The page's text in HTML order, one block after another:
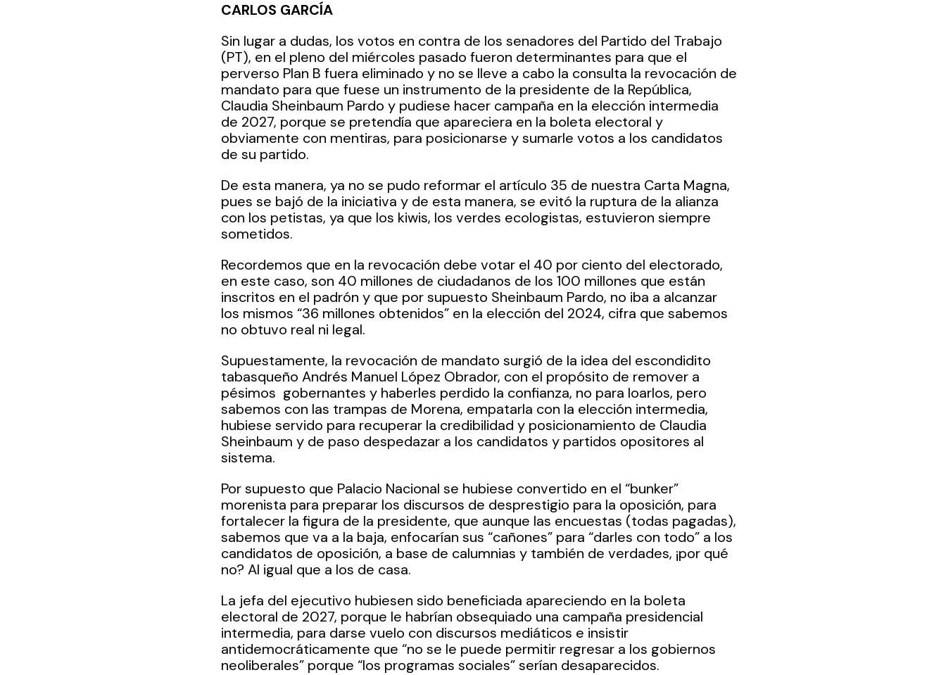
Estados y Municipios
CARLOS GARCÍA
Sin lugar a dudas, los votos en contra de los senadores del Partido del Trabajo
(PT), en el pleno del miércoles pasado fueron determinantes para que el
perverso Plan B fuera eliminado y no se lleve a cabo la consulta la revocación de
mandato para que fuese un instrumento de la presidente de la República,
Claudia Sheinbaum Pardo y pudiese hacer campaña en la elección intermedia
de 2027, porque se pretendía que apareciera en la boleta electoral y
obviamente con mentiras, para posicionarse y sumarle votos a los candidatos
de su partido.
De esta manera, ya no se pudo reformar el artículo 35 de nuestra Carta Magna,
pues se bajó de la iniciativa y de esta manera, se evitó la ruptura de la alianza
con los petistas, ya que los kiwis, los verdes ecologistas, estuvieron siempre
sometidos.
Recordemos que en la revocación debe votar el 40 por ciento del electorado,
en este caso, son 40 millones de ciudadanos de los 100 millones que están
inscritos en el padrón y que por supuesto Sheinbaum Pardo, no iba a alcanzar
los mismos “36 millones obtenidos” en la elección del 2024, cifra que sabemos
no obtuvo real ni legal.
Supuestamente, la revocación de mandato surgió de la idea del escondidito
tabasqueño Andrés Manuel López Obrador, con el propósito de remover a
pésimos  gobernantes y haberles perdido la confianza, no para loarlos, pero
sabemos con las trampas de Morena, empatarla con la elección intermedia,
hubiese servido para recuperar la credibilidad y posicionamiento de Claudia
Sheinbaum y de paso despedazar a los candidatos y partidos opositores al
sistema.
Por supuesto que Palacio Nacional se hubiese convertido en el “bunker”
morenista para preparar los discursos de desprestigio para la oposición, para
fortalecer la figura de la presidente, que aunque las encuestas (todas pagadas),
sabemos que va a la baja, enfocarían sus “cañones” para “darles con todo” a los
candidatos de oposición, a base de calumnias y también de verdades, ¡por qué
no? Al igual que a los de casa.
La jefa del ejecutivo hubiesen sido beneficiada apareciendo en la boleta
electoral de 2027, porque le habrían obsequiado una campaña presidencial
intermedia, para darse vuelo con discursos mediáticos e insistir
antidemocráticamente que “no se le puede permitir regresar a los gobiernos
neoliberales” porque “los programas sociales” serían desaparecidos.